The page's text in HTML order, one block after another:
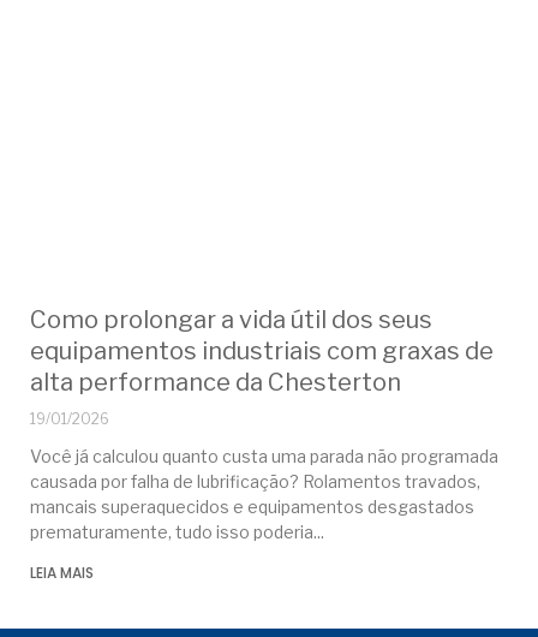
Como prolongar a vida útil dos seus
equipamentos industriais com graxas de
alta performance da Chesterton
19/01/2026
Você já calculou quanto custa uma parada não programada
causada por falha de lubrificação? Rolamentos travados,
mancais superaquecidos e equipamentos desgastados
prematuramente, tudo isso poderia
LEIA MAIS